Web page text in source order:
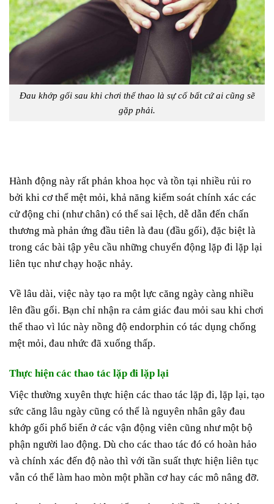
Đau khớp gối sau khi chơi thể thao là sự cố bất cứ ai cũng sẽ
gặp phải.
Hành động này rất phản khoa học và tồn tại nhiều rủi ro
bởi khi cơ thể mệt mỏi, khả năng kiểm soát chính xác các
cử động chi (như chân) có thể sai lệch, dễ dẫn đến chấn
thương mà phản ứng đầu tiên là đau (đầu gối), đặc biệt là
trong các bài tập yêu cầu những chuyển động lặp đi lặp lại
liên tục như chạy hoặc nhảy.
Về lâu dài, việc này tạo ra một lực căng ngày càng nhiều
lên đầu gối. Bạn chỉ nhận ra cảm giác đau mỏi sau khi chơi
thể thao vì lúc này nồng độ endorphin có tác dụng chống
mệt mỏi, đau nhức đã xuống thấp.
Thực hiện các thao tác lặp đi lặp lại
Việc thường xuyên thực hiện các thao tác lặp đi, lặp lại, tạo
sức căng lâu ngày cũng có thể là nguyên nhân gây đau
khớp gối phổ biến ở các vận động viên cũng như một bộ
phận người lao động. Dù cho các thao tác đó có hoàn hảo
và chính xác đến độ nào thì với tần suất thực hiện liên tục
vẫn có thể làm hao mòn một phần cơ hay các mô nâng đỡ.